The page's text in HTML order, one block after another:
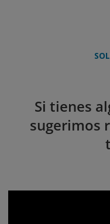
Si tienes
sugerimos